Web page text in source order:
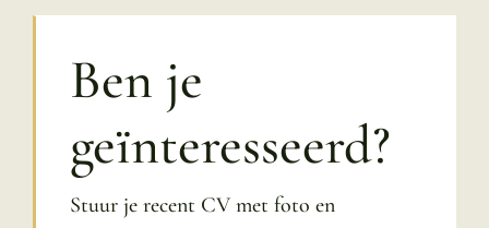
Ben je
geïnteresseerd?
Stuur je recent CV met foto en